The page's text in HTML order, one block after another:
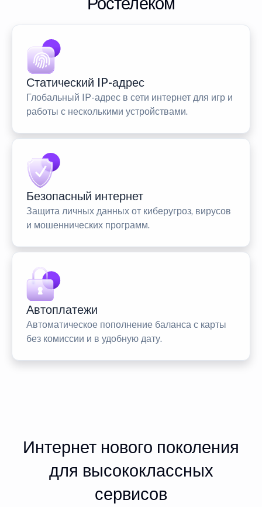
Статический IP-адрес
Глобальный IP-адрес в сети интернет для игр и
работы с несколькими устройствами.
Безопасный интернет
Защита личных данных от киберугроз, вирусов
и мошеннических программ.
Автоплатежи
Автоматическое пополнение баланса с карты
без комиссии и в удобную дату.
Интернет нового поколения
для высококлассных
сервисов